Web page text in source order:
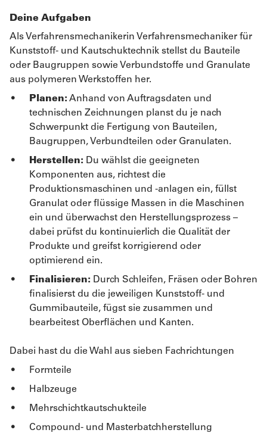
Deine Aufgaben
Als Verfahrensmechanikerin Verfahrensmechaniker für
Kunststoff- und Kautschuktechnik stellst du Bauteile
oder Baugruppen sowie Verbundstoffe und Granulate
aus polymeren Werkstoffen her.
Planen: Anhand von Auftragsdaten und
technischen Zeichnungen planst du je nach
Schwerpunkt die Fertigung von Bauteilen,
Baugruppen, Verbundteilen oder Granulaten.
Herstellen: Du wählst die geeigneten
Komponenten aus, richtest die
Produktionsmaschinen und -anlagen ein, füllst
Granulat oder flüssige Massen in die Maschinen
ein und überwachst den Herstellungsprozess –
dabei prüfst du kontinuierlich die Qualität der
Produkte und greifst korrigierend oder
optimierend ein.
Finalisieren: Durch Schleifen, Fräsen oder Bohren
finalisierst du die jeweiligen Kunststoff- und
Gummibauteile, fügst sie zusammen und
bearbeitest Oberflächen und Kanten.
Dabei hast du die Wahl aus sieben Fachrichtungen
Formteile
Halbzeuge
Mehrschichtkautschukteile
Compound- und Masterbatchherstellung